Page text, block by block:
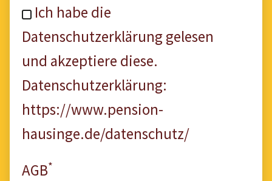
Ich habe die
Datenschutzerklärung gelesen
und akzeptiere diese.
Datenschutzerklärung:
https://www.pension-
hausinge.de/datenschutz/
AGB*